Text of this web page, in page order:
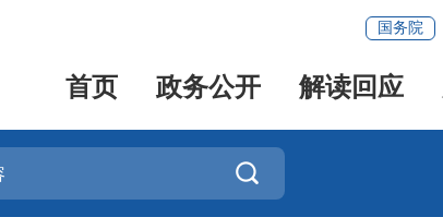
国务院
首页 政务公开 解读回应
